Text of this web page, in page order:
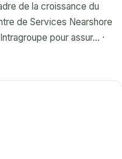
de la croissance du
de Services Nearshore
pour assur... ·